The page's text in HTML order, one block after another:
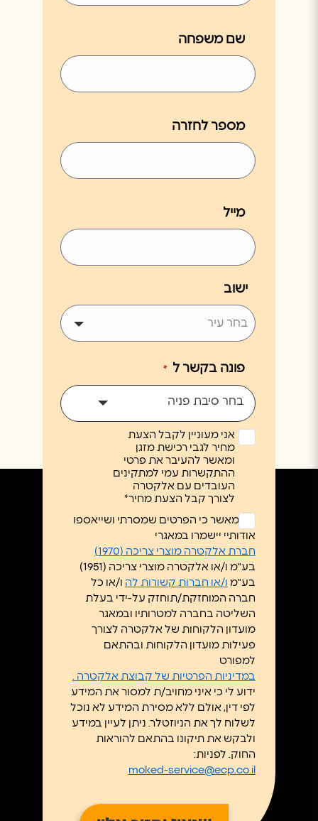
שם משפחה
מספר לחזרה
מייל
ישוב
פונה בקשר ל *
בחר סיבת פניה
אני מעוניין לקבל הצעת
מחיר לגבי רכישת מזגן
ומאשר להעיבר את פרטי
ההתקשרות עמי למתקינים
העובדים עם אלקטרה
לצורך קבל הצעת מחיר*
ללא
כותרת
*
אני מאשר כי הפרטים שמסרתי ושייאספו
אודותיי יישמרו במאגרי
חברת אלקטרה מוצרי צריכה (1970)
בע"מ ו/או אלקטרה מוצרי צריכה (1951)
בע"מ ו/או חברות קשורות לה ו/או כל
חברה המוחזקת/תוחזק על-ידי בעלת
השליטה בחברה למטרותיו ובמאגר
מועדון הלקוחות של אלקטרה לצורך
פעילות מועדון הלקוחות ובהתאם
למפורט
במדיניות הפרטיות של קבוצת אלקטרה .
ידוע לי כי איני מחויב/ת למסור את המידע
לפי דין, אולם ללא מסירת המידע לא נוכל
לשלוח לך את הניוזטלר. ניתן לעיין במידע
ולבקש את תיקונו בהתאם להוראות
החוק. לפניות:
moked-service@ecp.co.il